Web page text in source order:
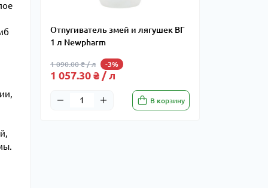
Отпугиватель змей и лягушек ВГ
1 л Newpharm
1 090.00 ₴ / л -3%
1 057.30 ₴ / л
В корзину